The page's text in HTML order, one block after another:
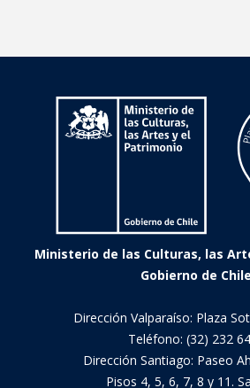
Ministerio de las Culturas, las
Gobierno de
Dirección Valparaíso: Plaza
Teléfono: (32) 232
Dirección Santiago: Paseo
Pisos 4, 5, 6, 7, 8 y 11.